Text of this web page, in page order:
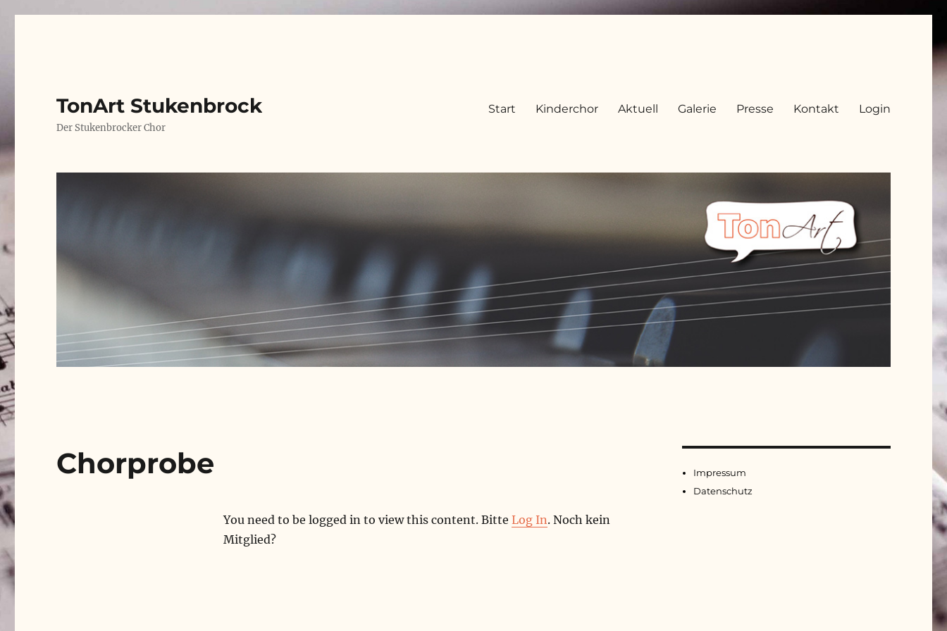
TonArt Stukenbrock
Der Stukenbrocker Chor
Start Kinderchor Aktuell Galerie Presse Kontakt Login
Chorprobe
You need to be logged in to view this content. Bitte Log In. Noch kein
Mitglied?
Impressum
Datenschutz